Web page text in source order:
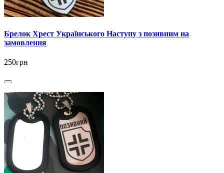
Брелок Хрест Українського Наступу з позивним на
замовлення
250грн